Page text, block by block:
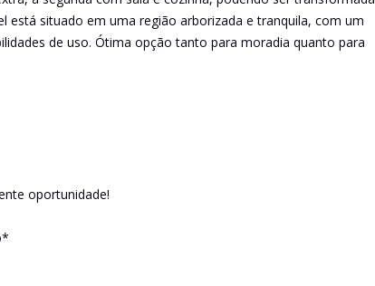
está situado em uma região arborizada e tranquila, com um
de uso. Ótima opção tanto para moradia quanto para
oportunidade!